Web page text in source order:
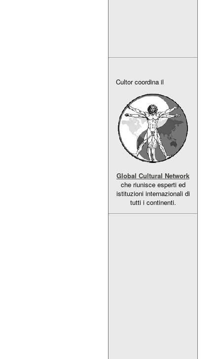
Cultor coordina il
Global Cultural Network
che riunisce esperti ed
istituzioni internazionali di
tutti i continenti.